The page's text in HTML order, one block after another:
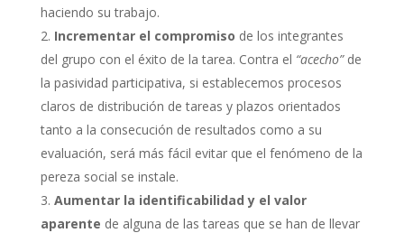
haciendo su trabajo.
Incrementar el compromiso de los integrantes
del grupo con el éxito de la tarea. Contra el “acecho”de
la pasividad participativa, si establecemos procesos
claros de distribución de tareas y plazos orientados
tanto a la consecución de resultados como a su
evaluación, será más fácil evitar que el fenómeno de la
pereza social se instale.
Aumentar la identificabilidad y el valor
aparente de alguna de las tareas que se han de llevar